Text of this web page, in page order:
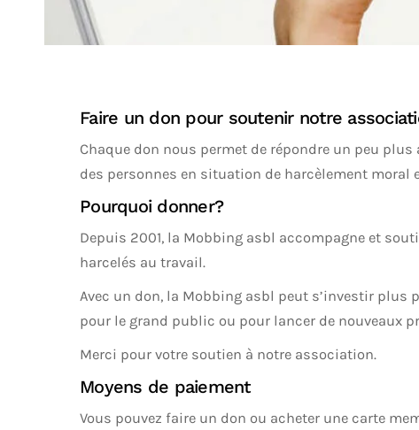
Faire un don pour soutenir notre
Chaque don nous permet de répondre un peu
des personnes en situation de harcèlement moral
Pourquoi donner?
Depuis 2001, la Mobbing asbl accompagne et
harcelés au travail.
Avec un don, la Mobbing asbl peut s’investir plus
pour le grand public ou pour lancer de nouveaux
Merci pour votre soutien à notre association.
Moyens de paiement
Vous pouvez faire un don ou acheter une carte